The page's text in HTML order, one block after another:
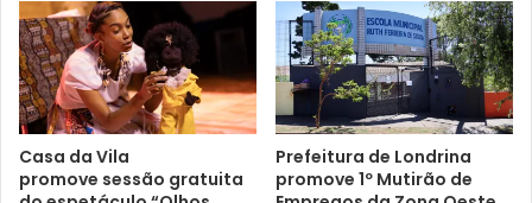
Secretaria de Cultura
Casa da Vila
promove sessão gratuita
Prefeitura de Londrina
promove 1º Mutirão de